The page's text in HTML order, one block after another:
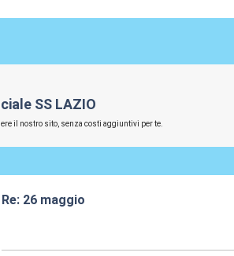
SS LAZIO
il nostro sito, senza costi aggiuntivi per te.
Re: 26 maggio